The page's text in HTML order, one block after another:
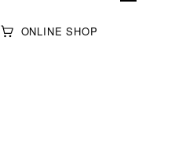
ONLINE SHOP